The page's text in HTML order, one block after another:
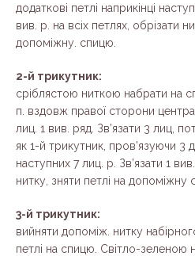
додаткові петлі наприкінці
вив. р. на всіх петлях, обрізати
допоміжну. спицю.
2-й трикутник:
сріблястою ниткою набрати на
п. вздовж правої сторони
лиц. 1 вив. ряд. Зв’язати 3 лиц,
як 1-й трикутник, пров’язуючи 3
наступних 7 лиц. р. Зв’язати 1
нитку, зняти петлі на допоміжну
3-й трикутник:
вийняти допоміж. нитку
петлі на спицю. Світло-зеленою